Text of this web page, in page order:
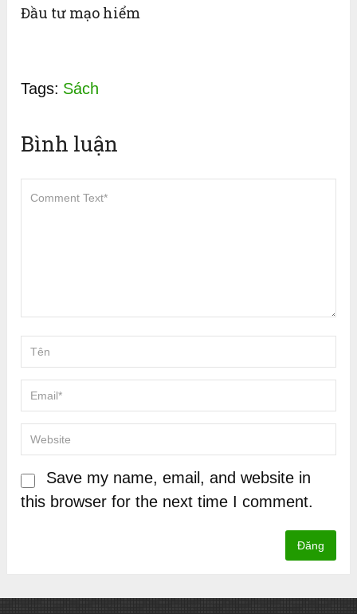
Đầu tư mạo hiểm
Tags: Sách
Bình luận
Save my name, email, and website in
this browser for the next time I comment.